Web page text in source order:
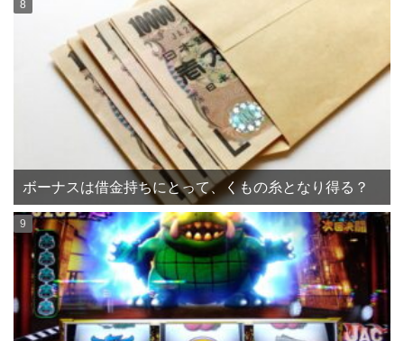
ボーナスは借金持ちにとって、くもの糸となり得る？